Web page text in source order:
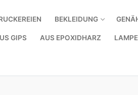
BEKLEIDUNG
GIPS AUS EPOXIDHARZ